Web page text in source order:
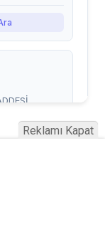
Reklamı Kapat